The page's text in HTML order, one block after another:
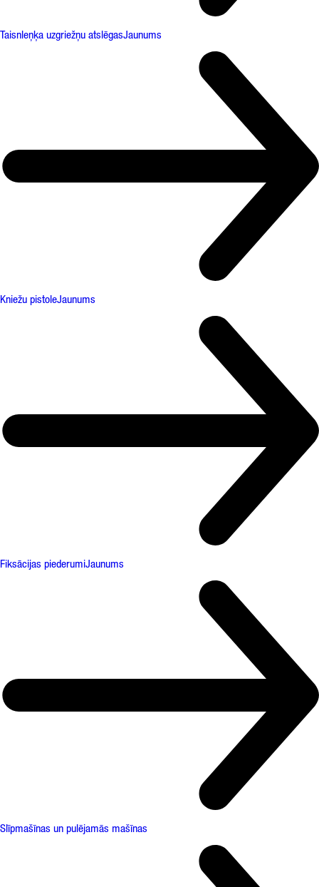
Taisnleņķa uzgriežņu atslēgasJaunums
Kniežu pistoleJaunums
Fiksācijas piederumiJaunums
Slīpmašīnas un pulējamās mašīnas